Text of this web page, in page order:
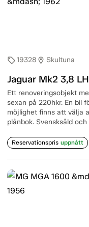
sell19328 location_on Skultuna
Jaguar Mk2 3,8
Ett renoveringsobjekt
sexan på 220hkr. En bil
möjlighet finns att välja
plånbok. Svensksåld
Reservationspris uppnått